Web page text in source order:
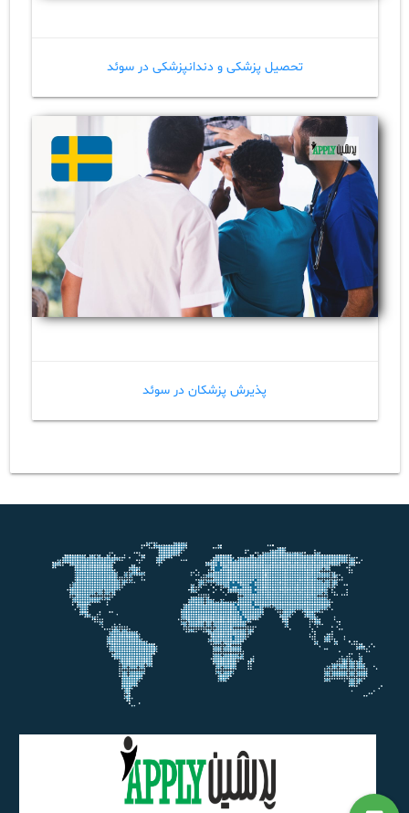
تحصیل پزشکی و دندانپزشکی در سوئد
پذیرش پزشکان در سوئد